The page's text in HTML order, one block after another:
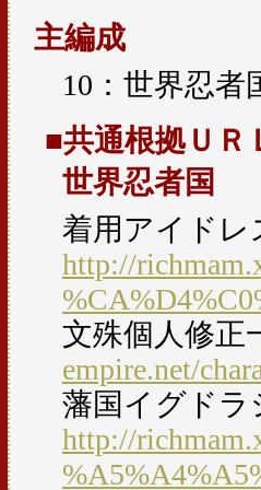
主編成
10：世界忍者
■共通根拠ＵＲ
世界忍者国
着用アイドレ
http://
文殊個人修正
empire.net/
藩国イグドラ
http://